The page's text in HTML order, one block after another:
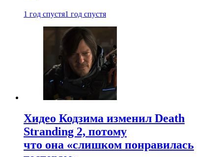
1 год спустя1 год спустя
Хидео Кодзима изменил Death
Stranding 2, потому
что она «слишком понравилась